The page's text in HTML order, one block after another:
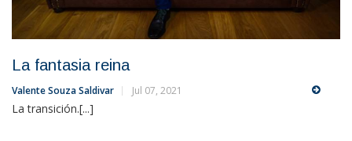
La fantasia reina
Valente Souza Saldivar Jul 07, 2021
La transición.[...]